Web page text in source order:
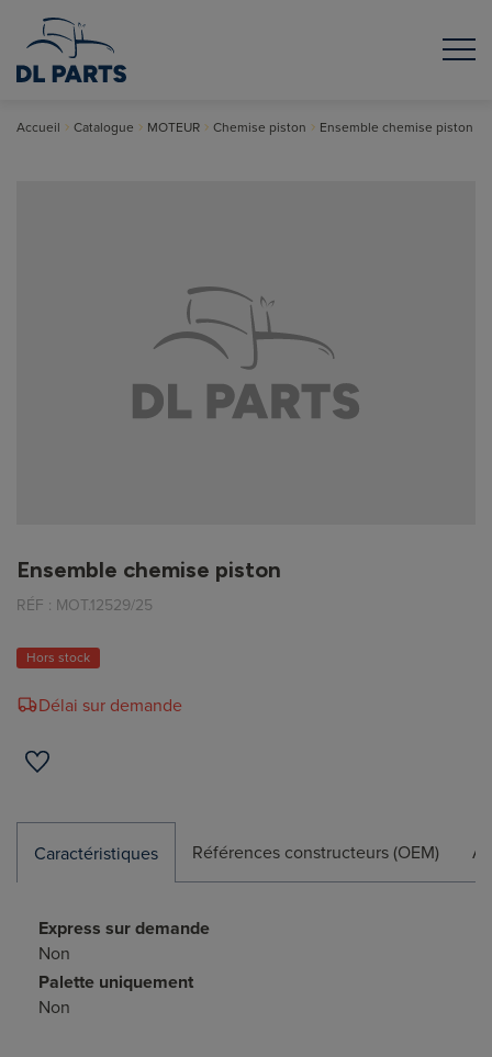
Accueil Catalogue MOTEUR Chemise piston Ensemble chemise piston
Ensemble chemise piston
RÉF : MOT.12529/25
Hors stock
Délai sur demande
Caractéristiques Références constructeurs (OEM)
Express sur demande
Non
Palette uniquement
Non